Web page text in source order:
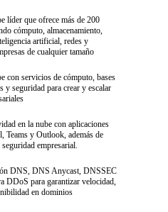
líder que ofrece más de 200
cómputo, almacenamiento,
artificial, redes y
de cualquier tamaño
con servicios de cómputo, bases
y seguridad para crear y escalar
en la nube con aplicaciones
Teams y Outlook, además de
empresarial.
DNS, DNS Anycast, DNSSEC
DDoS para garantizar velocidad,
en dominios